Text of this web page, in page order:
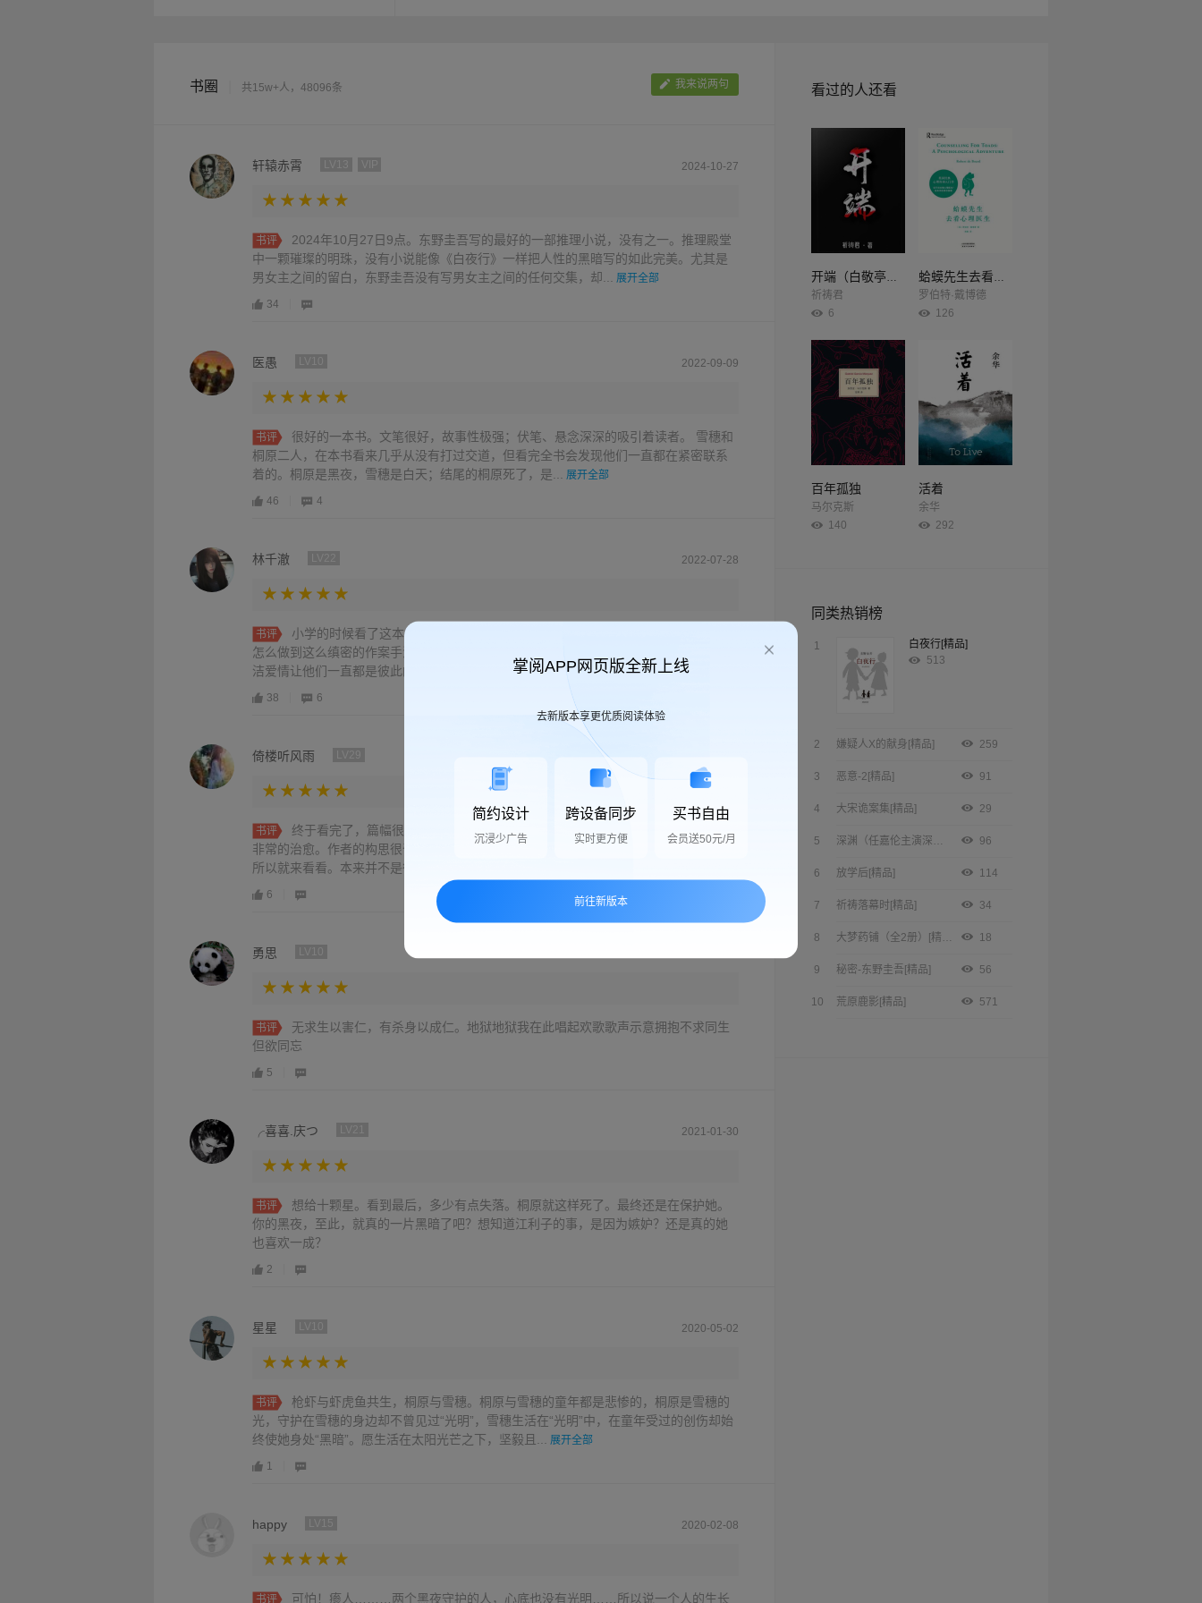
书圈 共15w+人，48096条 我来说两句
轩辕赤霄 2024-10-27
书评
2024年10月27日9点。东野圭吾写的最好的一部推理小说，没有之一。推理殿堂
中一颗璀璨的明珠，没有小说能像《白夜行》一样把人性的黑暗写的如此完美。尤其是
男女主之间的留白，东野圭吾没有写男女主之间的任何交集，却...
展开全部
34
医愚 2022-09-09
书评
很好的一本书。文笔很好，故事性极强；伏笔、悬念深深的吸引着读者。 雪穗和
桐原二人，在本书看来几乎从没有打过交道，但看完全书会发现他们一直都在紧密联系
着的。桐原是黑夜，雪穗是白天；结尾的桐原死了，是...
展开全部
46 4
林千澈 2022-07-28
书评
小学的时候看了这本书，仍觉得意犹未尽，当时脑子只有一个想法，天哪他们是
怎么做到这么缜密的作案手法而不被发现好几年?他们那时候只是个孩子啊。孩提时的纯
洁爱情让他们一直都是彼此的彼此，他们没被污染，任何人也... 展开全部
38 6
倚楼听风雨
书评
终于看完了，篇幅很长，故事也很精彩，以前看过东野圭吾的解忧杂货店，觉得
非常的治愈。作者的构思很奇特，没有一笔是多余的。有很多人推荐这本《白夜行》，
所以就来看看。本来并不是很喜欢悬疑类的作品，但是这本书...
6
勇思
书评
无求生以害仁，有杀身以成仁。地狱地狱我在此唱起欢歌歌声示意拥抱不求同生
但欲同忘
5
╭喜喜.庆つ 2021-01-30
书评
想给十颗星。看到最后，多少有点失落。桐原就这样死了。最终还是在保护她。
你的黑夜，至此，就真的一片黑暗了吧？想知道江利子的事，是因为嫉妒？还是真的她
也喜欢一成？
2
星星 2020-05-02
书评
枪虾与虾虎鱼共生，桐原与雪穗。桐原与雪穗的童年都是悲惨的，桐原是雪穗的
光，守护在雪穗的身边却不曾见过“光明”，雪穗生活在“光明”中，在童年受过的创伤却始
终使她身处“黑暗”。愿生活在太阳光芒之下，坚毅且...
展开全部
1
happy 2020-02-08
书评 可怕！瘆人………两个黑夜守护的人，心底也没有光明……所以说一个人的生长
看过的人还看
开端（白敬亭、赵今麦主演同名影视剧原著）
祈祷君
6
百年孤独
马尔克斯
140
蛤蟆先生去看心理医生
罗伯特·戴博德
126
活着
余华
292
同类热销榜
1
白夜行[精品]
513
2 嫌疑人X的献身[精品] 259
3 恶意-2[精品] 91
4 大宋诡案集[精品] 29
5 深渊（任嘉伦主演深渊游戏原著小说）[精品] 96
6 放学后[精品] 114
7 祈祷落幕时[精品] 34
8 大梦药铺（全2册）[精品] 18
9 秘密-东野圭吾[精品] 56
10 荒原鹿影[精品] 571
掌阅APP网页版全新上线
去新版本享更优质阅读体验
简约设计
沉浸少广告
跨设备同步
实时更方便
买书自由
会员送50元/月
前往新版本